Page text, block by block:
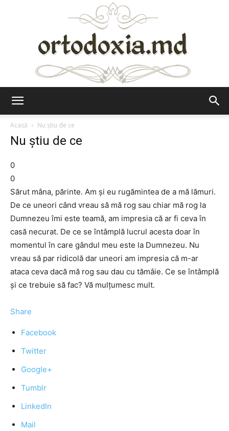
Acasă
Nu ştiu de ce
Nu ştiu de ce
0
0
Sărut mâna, părinte. Am şi eu rugămintea de a mă lămuri.
De ce uneori când vreau să mă rog sau chiar mă rog la
Dumnezeu îmi este teamă, am impresia că ar fi ceva în
casă necurat. De ce se întâmplă lucrul acesta doar în
momentul în care gândul meu este la Dumnezeu. Nu
vreau să par ridicolă dar uneori am impresia că m-ar
ataca ceva dacă mă rog sau dau cu tămâie. Ce se întâmplă
şi ce trebuie să fac? Vă mulţumesc mult.
Share
Facebook
Twitter
Google+
Tumblr
LinkedIn
Mail